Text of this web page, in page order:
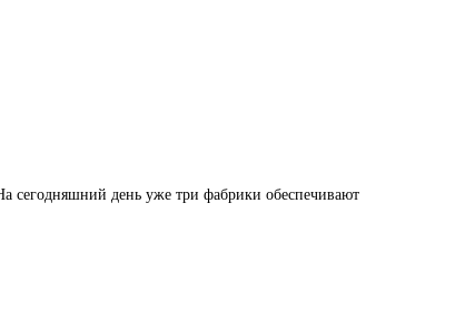
сегодняшний день уже три фабрики обеспечивают